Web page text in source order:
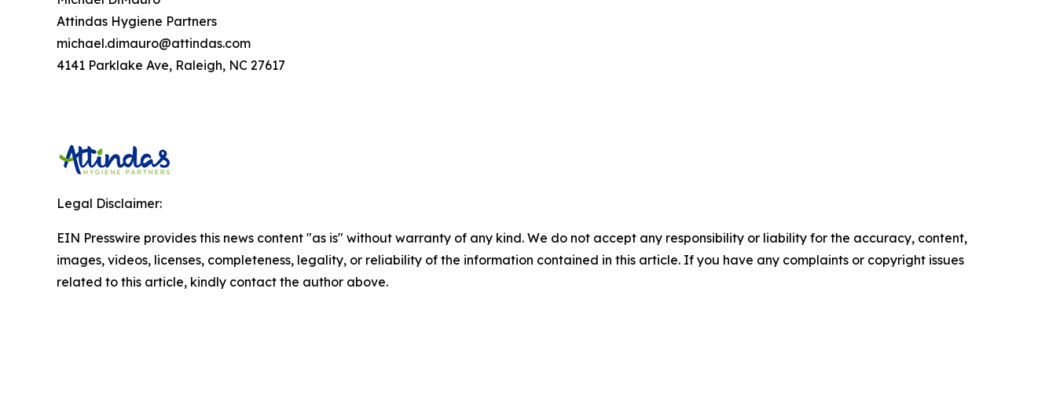
Attindas Hygiene Partners
michael.dimauro@attindas.com
4141 Parklake Ave, Raleigh, NC 27617
Legal Disclaimer:
EIN Presswire provides this news content "as is" without warranty of any kind. We do not accept any responsibility or liability for the accuracy, content,
images, videos, licenses, completeness, legality, or reliability of the information contained in this article. If you have any complaints or copyright issues
related to this article, kindly contact the author above.